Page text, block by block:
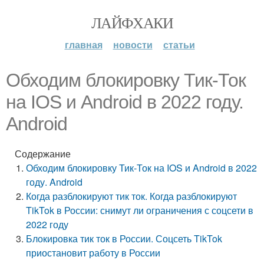
ЛАЙФХАКИ
главная новости статьи
Обходим блокировку Тик-Ток
на IOS и Android в 2022 году.
Android
Содержание
Обходим блокировку Тик-Ток на IOS и Android в 2022
году. Android
Когда разблокируют тик ток. Когда разблокируют
TikTok в России: снимут ли ограничения с соцсети в
2022 году
Блокировка тик ток в России. Соцсеть TikTok
приостановит работу в России